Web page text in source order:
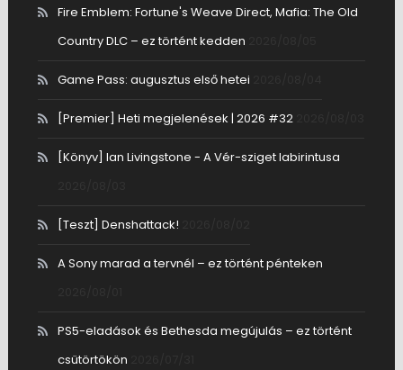
Fire Emblem: Fortune's Weave Direct, Mafia: The Old
Country DLC – ez történt kedden
Game Pass: augusztus első hetei
[Premier] Heti megjelenések | 2026 #32
[Könyv] Ian Livingstone - A Vér-sziget labirintusa
[Teszt] Denshattack!
A Sony marad a tervnél – ez történt pénteken
PS5-eladások és Bethesda megújulás – ez történt
csütörtökön